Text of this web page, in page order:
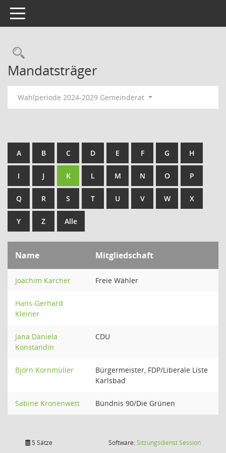
Toggle navigation
Rechercheauswahl
Mandatsträger
Wahlperiode 2024-2029 Gemeinderat
A B C D E F G H
I J K L M N O P
Q R S T U V W X
Y Z Alle
Name Mitgliedschaft
Joachim Karcher Freie Wähler
Hans-Gerhard
Kleiner
Jana Daniela
Konstandin
CDU
Björn Kornmüller
Bürgermeister, FDP/Liberale Liste
Karlsbad
Sabine Kronenwett Bündnis 90/Die Grünen
5 Sätze Software:SitzungsdienstSession(Wird in